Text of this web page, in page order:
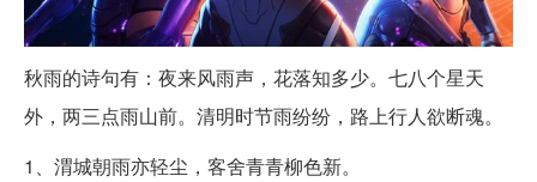
秋雨的诗句有：夜来风雨声，花落知多少。七八个星天
外，两三点雨山前。清明时节雨纷纷，路上行人欲断魂。
1、渭城朝雨亦轻尘，客舍青青柳色新。